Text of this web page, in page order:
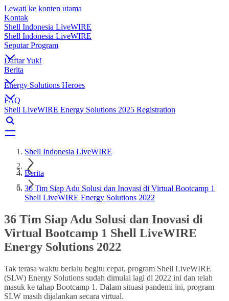
Lewati ke konten utama
Kontak
Shell Indonesia LiveWIRE
Shell Indonesia LiveWIRE
Seputar Program
Daftar Yuk!
Berita
Energy Solutions Heroes
FAQ
Shell LiveWIRE Energy Solutions 2025 Registration
Shell Indonesia LiveWIRE
Berita
36 Tim Siap Adu Solusi dan Inovasi di Virtual Bootcamp 1
Shell LiveWIRE Energy Solutions 2022
36 Tim Siap Adu Solusi dan Inovasi di
Virtual Bootcamp 1 Shell LiveWIRE
Energy Solutions 2022
Tak terasa waktu berlalu begitu cepat, program Shell LiveWIRE
(SLW) Energy Solutions sudah dimulai lagi di 2022 ini dan telah
masuk ke tahap Bootcamp 1. Dalam situasi pandemi ini, program
SLW masih dijalankan secara virtual.